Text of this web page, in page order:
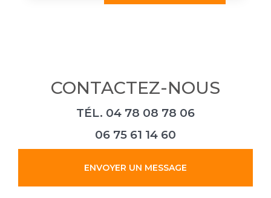
CONTACTEZ-NOUS
TÉL. 04 78 08 78 06
06 75 61 14 60
ENVOYER UN MESSAGE